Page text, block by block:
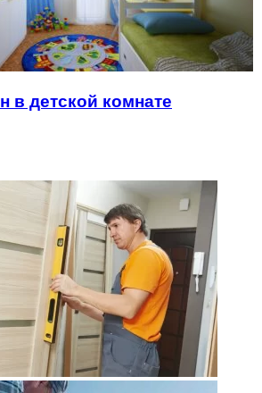
в детской комнате